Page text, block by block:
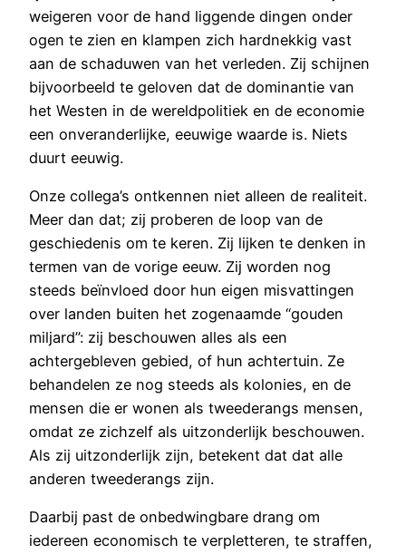
weigeren voor de hand liggende dingen onder
ogen te zien en klampen zich hardnekkig vast
aan de schaduwen van het verleden. Zij schijnen
bijvoorbeeld te geloven dat de dominantie van
het Westen in de wereldpolitiek en de economie
een onveranderlijke, eeuwige waarde is. Niets
duurt eeuwig.
Onze collega’s ontkennen niet alleen de realiteit.
Meer dan dat; zij proberen de loop van de
geschiedenis om te keren. Zij lijken te denken in
termen van de vorige eeuw. Zij worden nog
steeds beïnvloed door hun eigen misvattingen
over landen buiten het zogenaamde “gouden
miljard”: zij beschouwen alles als een
achtergebleven gebied, of hun achtertuin. Ze
behandelen ze nog steeds als kolonies, en de
mensen die er wonen als tweederangs mensen,
omdat ze zichzelf als uitzonderlijk beschouwen.
Als zij uitzonderlijk zijn, betekent dat dat alle
anderen tweederangs zijn.
Daarbij past de onbedwingbare drang om
iedereen economisch te verpletteren, te straffen,